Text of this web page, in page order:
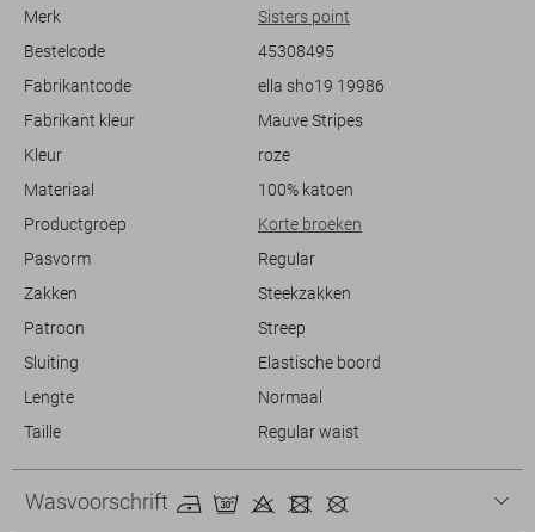
Met de normale lengte en de elegante scallop-rand aan de zoom is
een luchtige top voor een dagje strand of combineer met een nette
blouse voor een casual lunchafspraak. De steekzakken zijn handig
voor het opbergen van kleine essentials. Of je nu een dagje in de stad
en comfort.
Merk
Sisters point
Bestelcode
45308495
Fabrikantcode
ella sho19 19986
Fabrikant kleur
Mauve Stripes
Kleur
roze
Materiaal
100% katoen
Productgroep
Korte broeken
Pasvorm
Regular
Zakken
Steekzakken
Patroon
Streep
Sluiting
Elastische boord
Lengte
Normaal
Taille
Regular waist
Wasvoorschrift